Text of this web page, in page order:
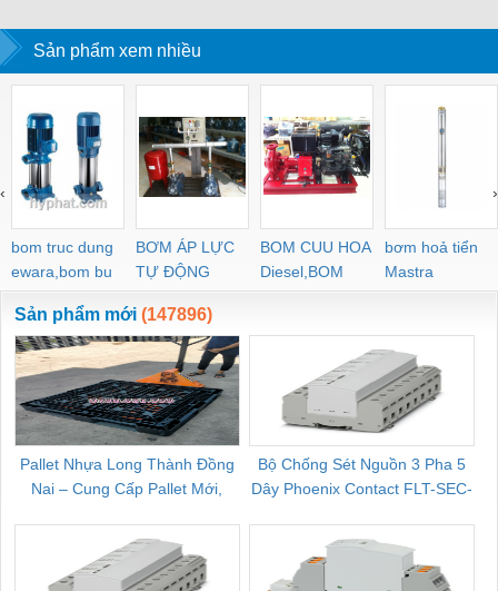
Sản phẩm xem nhiều
bom truc dung
ewara,bom bu
ewara
BƠM ÁP LỰC
TỰ ĐỘNG
BOM CUU HOA
Diesel,BOM
CHUA CHAY
bơm hoả tiển
Mastra
‹ ›
Sản phẩm mới (147896)
Pallet Nhựa Long Thành Đồng
Nai – Cung Cấp Pallet Mới,
Bộ Chống Sét Nguồn 3 Pha 5
Dây Phoenix Contact FLT-SEC-